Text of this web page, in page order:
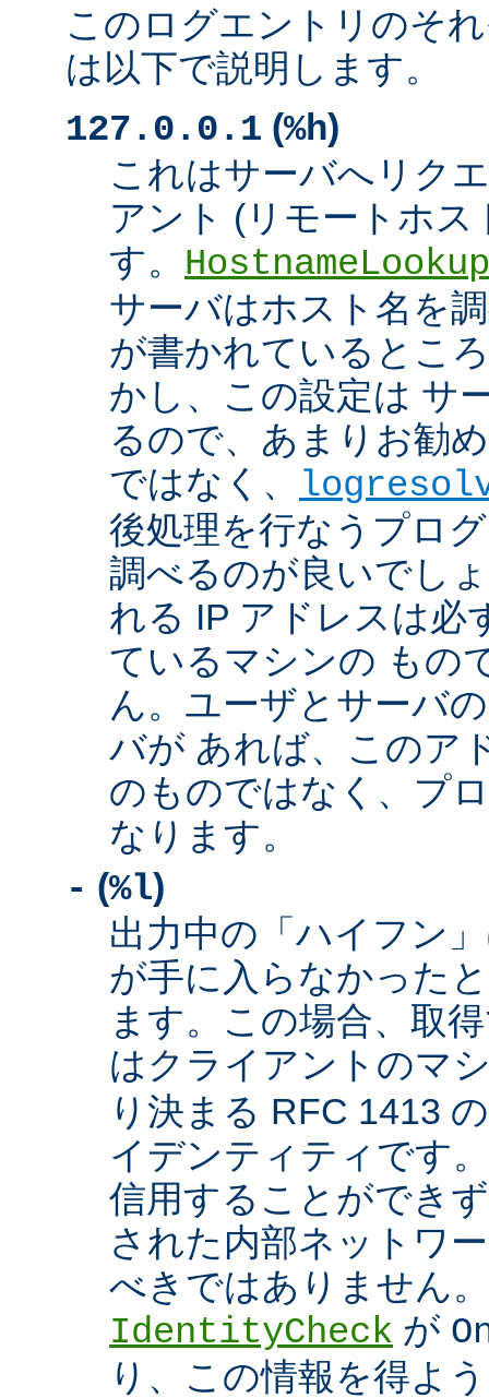
このログエントリのそ
は以下で説明します。
127.0.0.1 (%h)
これはサーバへリク
アント (リモートホ
す。
サーバはホスト名を
が書かれているとこ
かし、この設定は サ
るので、あまりお勧
ではなく、
後処理を行なうプロ
調べるのが良いでし
れる IP アドレスは必
ているマシンの もの
ん。ユーザとサーバ
バが あれば、このア
のものではなく、プ
なります。
- (%l)
出力中の「ハイフン
が手に入らなかった
ます。この場合、取
はクライアントのマ
り決まる RFC 1413
イデンティティです
信用することができ
された内部ネットワ
べきではありません
IdentityCheck が
り、この情報を得よ